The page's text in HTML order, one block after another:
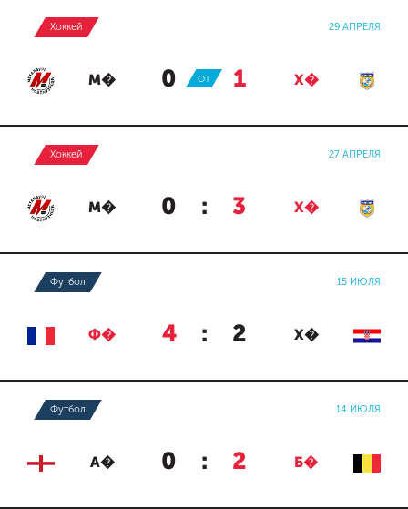
Хоккей 29 АПРЕЛЯ
М� 0 : 1 Х�
ОТ
Хоккей 27 АПРЕЛЯ
М� 0 : 3 Х�
Футбол 15 ИЮЛЯ
Ф� 4 : 2 Х�
Футбол 14 ИЮЛЯ
А� 0 : 2 Б�